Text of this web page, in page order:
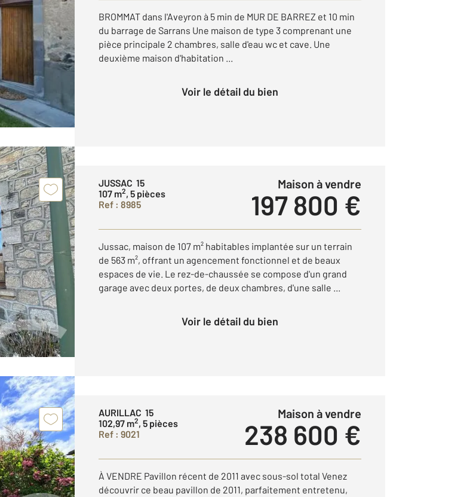
BROMMAT dans l'Aveyron à 5 min de MUR DE BARREZ et 10 min
du barrage de Sarrans Une maison de type 3 comprenant une
pièce principale 2 chambres, salle d'eau wc et cave. Une
deuxième maison d'habitation ...
Voir le détail du bien
JUSSAC 15
107 m2, 5 pièces
Ref : 8985
Maison à vendre
197 800 €
Jussac, maison de 107 m² habitables implantée sur un terrain
de 563 m², offrant un agencement fonctionnel et de beaux
espaces de vie. Le rez-de-chaussée se compose d'un grand
garage avec deux portes, de deux chambres, d'une salle ...
Voir le détail du bien
AURILLAC 15
102,97 m2, 5 pièces
Ref : 9021
Maison à vendre
238 600 €
À VENDRE Pavillon récent de 2011 avec sous-sol total Venez
découvrir ce beau pavillon de 2011, parfaitement entretenu,